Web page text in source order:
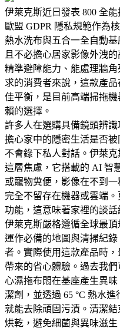
伊萊克斯近日發表 800 全
歐盟 GDPR 隱私規範作為
熱水洗布與五合一全自動
且不必擔心居家影像外洩
精準避障能力、能處理牆
求的消費者來說，這款產
佳平衡，是目前高端掃拖
賴的選擇。
許多人在選購具備鏡頭辨
擔心家中的隱密生活是否
不會錄下私人對話。伊萊
這層焦慮，它搭載的 AI 智
或寵物糞便，影像在不到
完全不留存在機器或雲端
功能，這意味著家裡的談
伊萊克斯嚴格遵循全球最
運作必備的地圖與清掃紀
者。實際使用這款產品時
帶來的省心體驗。過去我
心濕拖布悶在基座產生異
潔劑，並透過 65 °C 熱水進
就能去除頑固污漬。清潔結
烘乾，避免細菌與異味滋